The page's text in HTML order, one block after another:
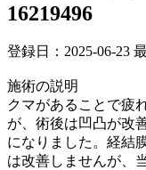
16219496
登録日：2025-06-23
施術の説明
クマがあることで疲
が、術後は凹凸が改
になりました。経結
は改善しませんが、